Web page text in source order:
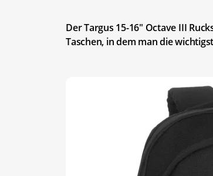
Der Targus 15-16" Octave III
Taschen, in dem man die